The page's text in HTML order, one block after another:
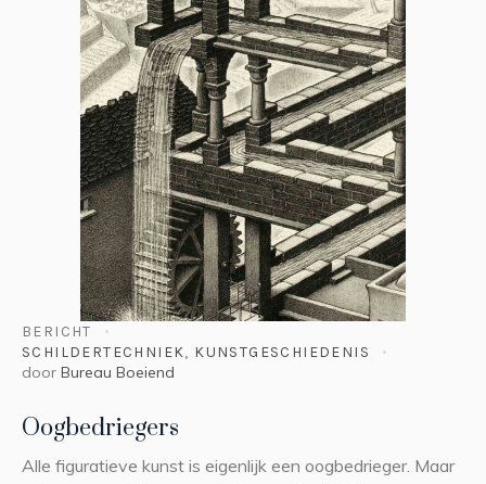
BERICHT
SCHILDERTECHNIEK, KUNSTGESCHIEDENIS
door Bureau Boeiend
Oogbedriegers
Alle figuratieve kunst is eigenlijk een oogbedrieger. Maar